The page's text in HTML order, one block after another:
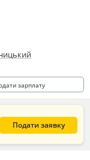
зарплату
Подати заявку